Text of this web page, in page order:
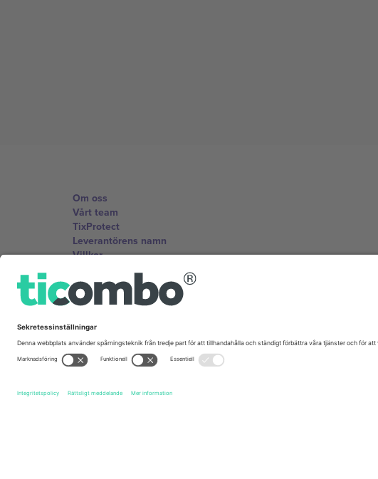
Om oss
Vårt team
TixProtect
Leverantörens namn
Villkor
Affiliate-program